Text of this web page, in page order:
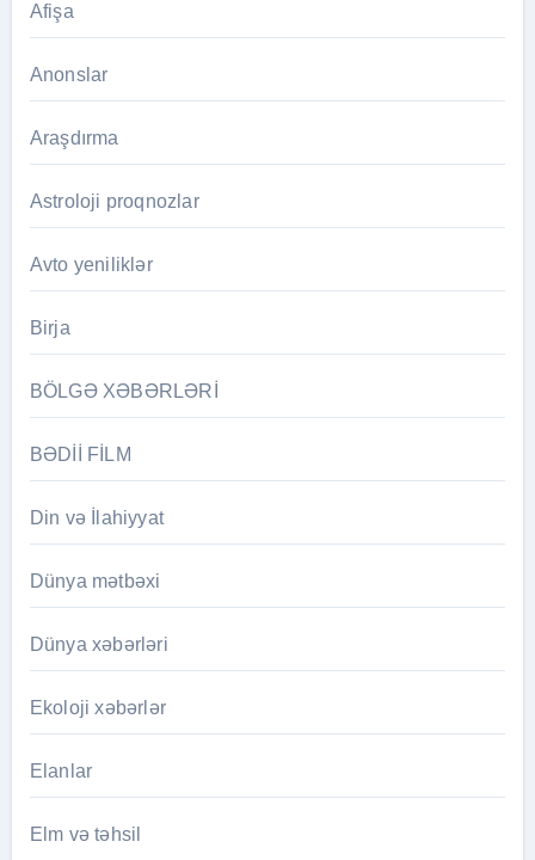
Afişa
Anonslar
Araşdırma
Astroloji proqnozlar
Avto yeniliklər
Birja
BÖLGƏ XƏBƏRLƏRİ
BƏDİİ FİLM
Din və İlahiyyat
Dünya mətbəxi
Dünya xəbərləri
Ekoloji xəbərlər
Elanlar
Elm və təhsil